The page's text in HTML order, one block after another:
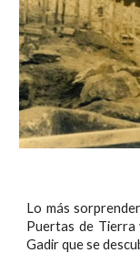
Lo más
Puertas de Tierra
Gadir que se